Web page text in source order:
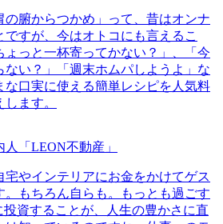
の腑からつかめ」って、昔はオンナ
ですが、今はオトコにも言えるこ
ょっと一杯寄ってかない？」、「今
ない？」「週末ホムパしようよ」な
な口実に使える簡単レシピを人気料
ます。
「LEON不動産」
宅やインテリアにお金をかけてゲス
。もちろん自らも。もっとも過ごす
投資することが、人生の豊かさに直